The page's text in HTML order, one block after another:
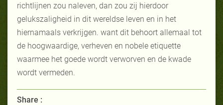
richtlijnen zou naleven, dan zou zij hierdoor
gelukszaligheid in dit wereldse leven en in het
hiernamaals verkrijgen. want dit behoort allemaal tot
de hoogwaardige, verheven en nobele etiquette
waarmee het goede wordt verworven en de kwade
wordt vermeden.
Share :